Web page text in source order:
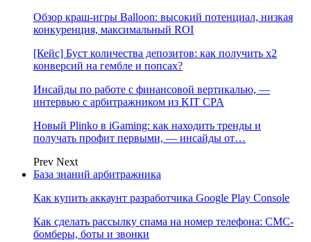
Обзор краш-игры Balloon: высокий потенциал, низкая
конкуренция, максимальный ROI
[Кейс] Буст количества депозитов: как получить х2
конверсий на гембле и попсах?
Инсайды по работе с финансовой вертикалью, —
интервью с арбитражником из KIT CPA
Новый Plinko в iGaming: как находить тренды и
получать профит первыми, — инсайды от…
Prev Next
База знаний арбитражника
Как купить аккаунт разработчика Google Play Console
Как сделать рассылку спама на номер телефона: СМС-
бомберы, боты и звонки